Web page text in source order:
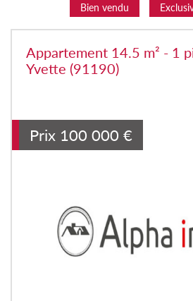
Bien vendu
Appartement 14.5 m² - 1
Yvette (91190)
Prix 100 000 €